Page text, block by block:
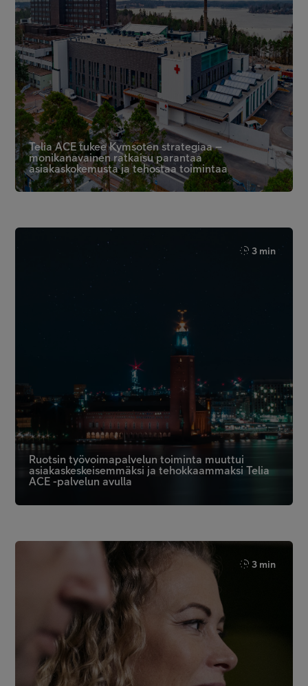
Telia ACE tukee Kymsoten strategiaa –
monikanavainen ratkaisu parantaa
asiakaskokemusta ja tehostaa toimintaa
3 min
Ruotsin työvoimapalvelun toiminta muuttui
asiakaskeskeisemmäksi ja tehokkaammaksi Telia
ACE -palvelun avulla
3 min